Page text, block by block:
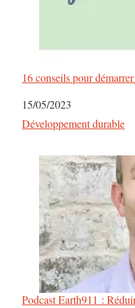
16 conseils pour
Date
15/05/2023
Par rapport à
Développement durable
Podcast Earth911 :